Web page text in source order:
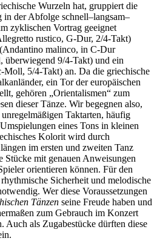
Wurzeln hat, gruppiert die
in der Abfolge schnell–langsam–
zyklischen Vortrag geeignet
rustico, G-Dur, 2/4-Takt)
(Andantino malinco, in C-Dur
überwiegend 9/4-Takt) und ein
Moll, 5/4-Takt) an. Da die griechische
ein Tor der europäischen
gehören „Orientalismen“ zum
dieser Tänze. Wir begegnen also,
Taktarten, häufig
eines Tons in kleinen
Kolorit wird durch
im ersten und zweiten Tanz
Stücke mit genauen Anweisungen
orientieren können. Für den
Sicherheit und melodische
Wer diese Voraussetzungen
Tänzen seine Freude haben und
zum Gebrauch im Konzert
Auch als Zugabestücke dürften diese